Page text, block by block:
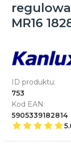
MR16
ID produktu:
753
Kod EAN:
5905339182814